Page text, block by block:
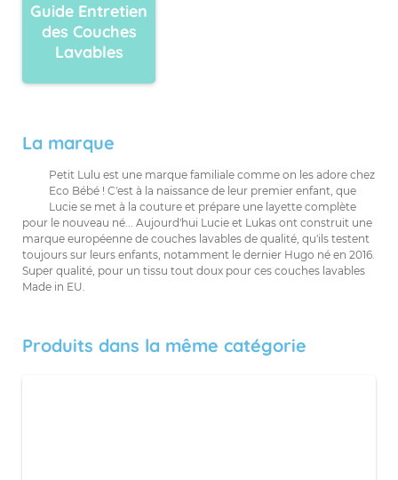
Guide Entretien
des Couches
Lavables
La marque
Petit Lulu est une marque familiale comme on les adore chez
Eco Bébé ! C'est à la naissance de leur premier enfant, que
Lucie se met à la couture et prépare une layette complète
pour le nouveau né... Aujourd'hui Lucie et Lukas ont construit une
marque européenne de couches lavables de qualité, qu'ils testent
toujours sur leurs enfants, notamment le dernier Hugo né en 2016.
Super qualité, pour un tissu tout doux pour ces couches lavables
Made in EU.
Produits dans la même catégorie